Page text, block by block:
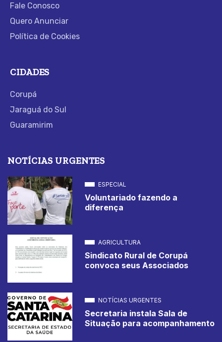
Fale Conosco
Quero Anunciar
Política de Cookies
CIDADES
Corupá
Jaraguá do Sul
Guaramirim
NOTÍCIAS URGENTES
ESPECIAL
Voluntariado fazendo a
diferença
AGRICULTURA
Sindicato Rural de Corupá
convoca seus Associados
NOTÍCIAS URGENTES
Secretaria instala Sala de
Situação para acompanhamento